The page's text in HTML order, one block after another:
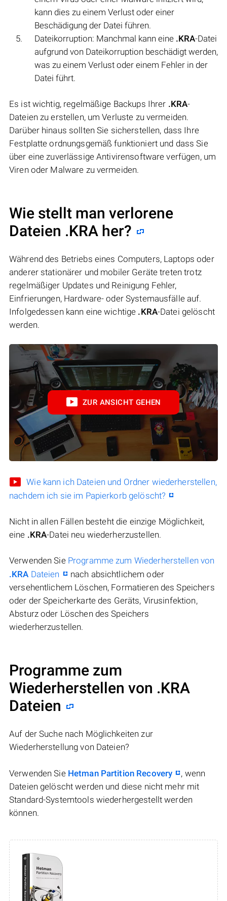
kann dies zu einem Verlust oder einer
Beschädigung der Datei führen.
Dateikorruption: Manchmal kann eine .KRA-Datei
aufgrund von Dateikorruption beschädigt werden,
was zu einem Verlust oder einem Fehler in der
Datei führt.
Es ist wichtig, regelmäßige Backups Ihrer .KRA-
Dateien zu erstellen, um Verluste zu vermeiden.
Darüber hinaus sollten Sie sicherstellen, dass Ihre
Festplatte ordnungsgemäß funktioniert und dass Sie
über eine zuverlässige Antivirensoftware verfügen, um
Viren oder Malware zu vermeiden.
Wie stellt man verlorene
Dateien .KRA her?
Während des Betriebs eines Computers, Laptops oder
anderer stationärer und mobiler Geräte treten trotz
regelmäßiger Updates und Reinigung Fehler,
Einfrierungen, Hardware- oder Systemausfälle auf.
Infolgedessen kann eine wichtige .KRA-Datei gelöscht
werden.
ZUR ANSICHT GEHEN
Wie kann ich Dateien und Ordner wiederherstellen,
nachdem ich sie im Papierkorb gelöscht?
Nicht in allen Fällen besteht die einzige Möglichkeit,
eine .KRA-Datei neu wiederherzustellen.
Verwenden Sie Programme zum Wiederherstellen von
.KRA Dateien
nach absichtlichem oder
versehentlichem Löschen, Formatieren des Speichers
oder der Speicherkarte des Geräts, Virusinfektion,
Absturz oder Löschen des Speichers
wiederherzustellen.
Programme zum
Wiederherstellen von .KRA
Dateien
Auf der Suche nach Möglichkeiten zur
Wiederherstellung von Dateien?
Verwenden Sie Hetman Partition Recovery
, wenn
Dateien gelöscht werden und diese nicht mehr mit
Standard-Systemtools wiederhergestellt werden
können.